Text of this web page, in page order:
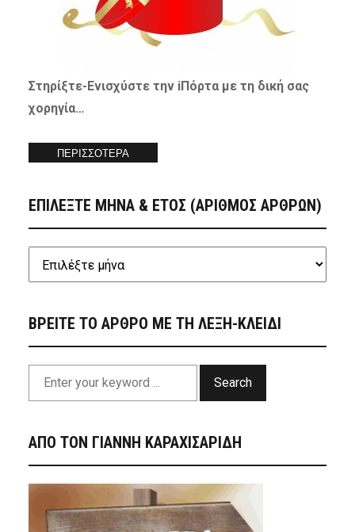
Στηρίξτε-Ενισχύστετην iΠόρτα με τη δική σας
χορηγία…
ΠΕΡΙΣΣΟΤΕΡΑ
ΕΠΙΛΕΞΤΕ ΜΗΝΑ & ΕΤΟΣ (ΑΡΙΘΜΟΣ ΑΡΘΡΩΝ)
ΒΡΕΙΤΕ ΤΟ ΑΡΘΡΟ ΜΕ ΤΗ ΛΕΞΗ-ΚΛΕΙΔΙ
Search
ΑΠΟ ΤΟΝ ΓΙΑΝΝΗ ΚΑΡΑΧΙΣΑΡΙΔΗ